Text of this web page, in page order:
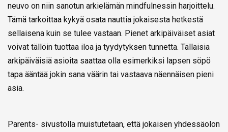
neuvo on niin sanotun arkielämän mindfulnessin harjoittelu.
Tämä tarkoittaa kykyä osata nauttia jokaisesta hetkestä
sellaisena kuin se tulee vastaan. Pienet arkipäiväiset asiat
voivat tällöin tuottaa iloa ja tyydytyksen tunnetta. Tällaisia
arkipäiväisiä asioita saattaa olla esimerkiksi lapsen söpö
tapa ääntää jokin sana väärin tai vastaava näennäisen pieni
asia.
Parents- sivustolla muistutetaan, että jokaisen yhdessäolon